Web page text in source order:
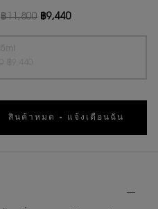
฿11,800 ฿9,440
สินค้าหมด - แจ้งเตือนฉัน